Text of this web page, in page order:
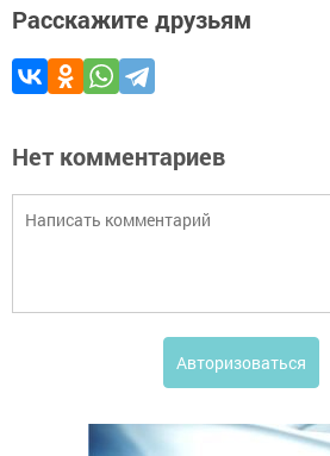
Расскажите друзьям
Нет комментариев
Авторизоваться